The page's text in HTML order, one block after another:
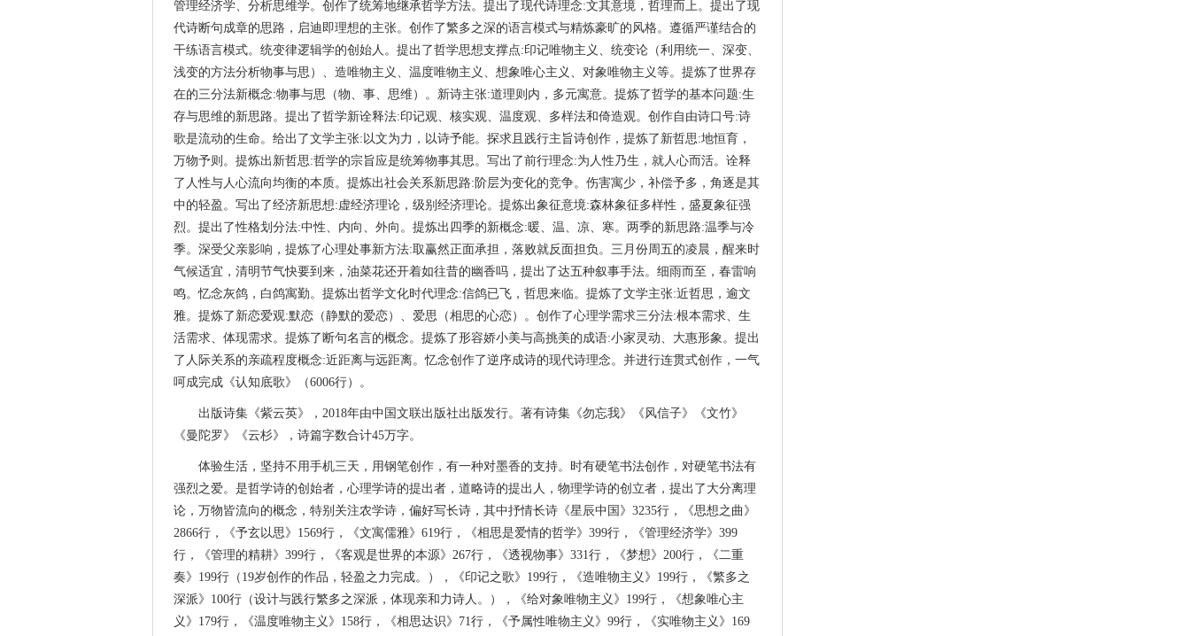
管理经济学、分析思维学。创作了统筹地继承哲学方法。提出了现代诗理念:文其意境，哲理而上。提出了现
代诗断句成章的思路，启迪即理想的主张。创作了繁多之深的语言模式与精炼豪旷的风格。遵循严谨结合的
干练语言模式。统变律逻辑学的创始人。提出了哲学思想支撑点:印记唯物主义、统变论（利用统一、深变、
浅变的方法分析物事与思）、造唯物主义、温度唯物主义、想象唯心主义、对象唯物主义等。提炼了世界存
在的三分法新概念:物事与思（物、事、思维）。新诗主张:道理则内，多元寓意。提炼了哲学的基本问题:生
存与思维的新思路。提出了哲学新诠释法:印记观、核实观、温度观、多样法和倚造观。创作自由诗口号:诗
歌是流动的生命。给出了文学主张:以文为力，以诗予能。探求且践行主旨诗创作，提炼了新哲思:地恒育，
万物予则。提炼出新哲思:哲学的宗旨应是统筹物事其思。写出了前行理念:为人性乃生，就人心而活。诠释
了人性与人心流向均衡的本质。提炼出社会关系新思路:阶层为变化的竞争。伤害寓少，补偿予多，角逐是其
中的轻盈。写出了经济新思想:虚经济理论，级别经济理论。提炼出象征意境:森林象征多样性，盛夏象征强
烈。提出了性格划分法:中性、内向、外向。提炼出四季的新概念:暖、温、凉、寒。两季的新思路:温季与冷
季。深受父亲影响，提炼了心理处事新方法:取赢然正面承担，落败就反面担负。三月份周五的凌晨，醒来时
气候适宜，清明节气快要到来，油菜花还开着如往昔的幽香吗，提出了达五种叙事手法。细雨而至，春雷响
鸣。忆念灰鸽，白鸽寓勤。提炼出哲学文化时代理念:信鸽已飞，哲思来临。提炼了文学主张:近哲思，逾文
雅。提炼了新恋爱观:默恋（静默的爱恋）、爱思（相思的心恋）。创作了心理学需求三分法:根本需求、生
活需求、体现需求。提炼了断句名言的概念。提炼了形容娇小美与高挑美的成语:小家灵动、大惠形象。提出
了人际关系的亲疏程度概念:近距离与远距离。忆念创作了逆序成诗的现代诗理念。并进行连贯式创作，一气
呵成完成《认知底歌》（6006行）。
出版诗集《紫云英》，2018年由中国文联出版社出版发行。著有诗集《勿忘我》《风信子》《文竹》
《曼陀罗》《云杉》，诗篇字数合计45万字。
体验生活，坚持不用手机三天，用钢笔创作，有一种对墨香的支持。时有硬笔书法创作，对硬笔书法有
强烈之爱。是哲学诗的创始者，心理学诗的提出者，道略诗的提出人，物理学诗的创立者，提出了大分离理
论，万物皆流向的概念，特别关注农学诗，偏好写长诗，其中抒情长诗《星辰中国》3235行，《思想之曲》
2866行，《予玄以思》1569行，《文寓儒雅》619行，《相思是爱情的哲学》399行，《管理经济学》399
行，《管理的精耕》399行，《客观是世界的本源》267行，《透视物事》331行，《梦想》200行，《二重
奏》199行（19岁创作的作品，轻盈之力完成。），《印记之歌》199行，《造唯物主义》199行，《繁多之
深派》100行（设计与践行繁多之深派，体现亲和力诗人。），《给对象唯物主义》199行，《想象唯心主
义》179行，《温度唯物主义》158行，《相思达识》71行，《予属性唯物主义》99行，《实唯物主义》169